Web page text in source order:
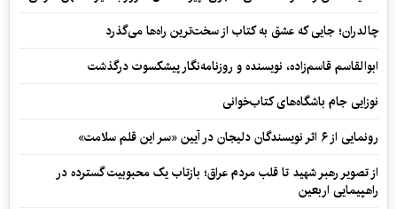
چالدران؛ جایی که عشق به کتاب از سخت‌ترین راه‌ها می‌گذرد
ابوالقاسم قاسم‌زاده، نویسنده و روزنامه‌نگار پیشکسوت درگذشت
نوزایی جام باشگاه‌های کتاب‌خوانی
رونمایی از ۶ اثر نویسندگان دلیجان در آیین «سر این قلم سلامت»
از تصویر رهبر شهید تا قلب مردم عراق؛ بازتاب یک محبوبیت گسترده در
راهپیمایی اربعین